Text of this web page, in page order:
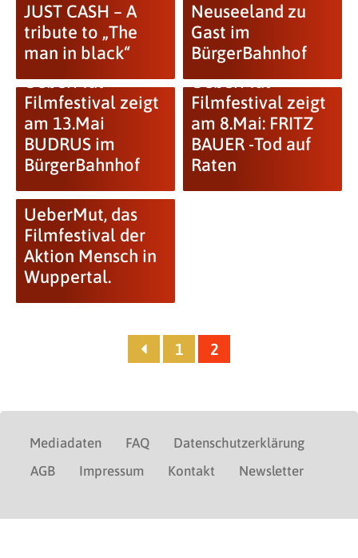
JUST CASH – A
tribute to „The
man in black“
Neuseeland zu
Gast im
BürgerBahnhof
UeberMut-
Filmfestival zeigt
am 13.Mai
BUDRUS im
BürgerBahnhof
UeberMut-
Filmfestival zeigt
am 8.Mai: FRITZ
BAUER -Tod auf
Raten
UeberMut, das
Filmfestival der
Aktion Mensch in
Wuppertal.
1 2
Mediadaten FAQ
Datenschutzerklärung
AGB
Impressum Kontakt Newsletter